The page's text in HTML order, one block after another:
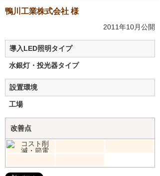
鴨川工業株式会社 様
2011年10月公開
導入LED照明タイプ
水銀灯・投光器タイプ
設置環境
工場
改善点